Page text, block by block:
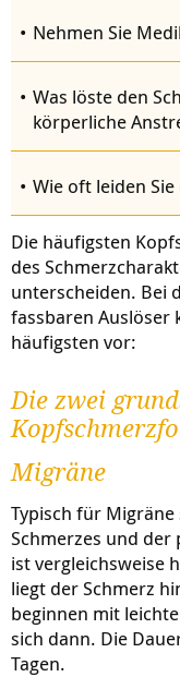
Nehmen Sie
Was löste den
körperliche
Wie oft leiden
Die häufigsten
des
unterscheiden. Bei
fassbaren Auslöser
häufigsten vor:
Die zwei
Migräne
Typisch für
Schmerzes und der
ist vergleichsweise
liegt der Schmerz
beginnen mit
sich dann. Die
Tagen.